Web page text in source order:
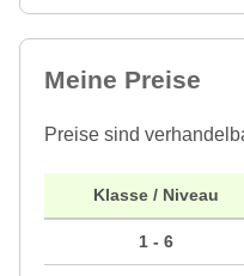
Meine Preise
Preise sind
Klasse / Niveau
1 - 6